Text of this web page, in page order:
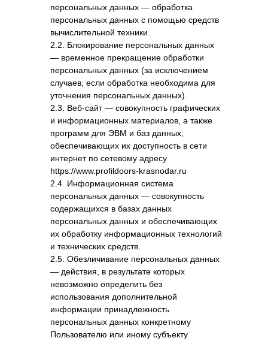
персональных данных — обработка
персональных данных с помощью средств
вычислительной техники.
2.2. Блокирование персональных данных
— временное прекращение обработки
персональных данных (за исключением
случаев, если обработка необходима для
уточнения персональных данных).
2.3. Веб-сайт — совокупность графических
и информационных материалов, а также
программ для ЭВМ и баз данных,
обеспечивающих их доступность в сети
интернет по сетевому адресу
https://www.profildoors-krasnodar.ru
2.4. Информационная система
персональных данных — совокупность
содержащихся в базах данных
персональных данных и обеспечивающих
их обработку информационных технологий
и технических средств.
2.5. Обезличивание персональных данных
— действия, в результате которых
невозможно определить без
использования дополнительной
информации принадлежность
персональных данных конкретному
Пользователю или иному субъекту